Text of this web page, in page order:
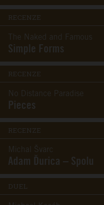
RECENZE
The Naked and Famous
Simple Forms
RECENZE
No Distance Paradise
Pieces
RECENZE
Michal Švarc
Adam Ďurica – Spolu
DUEL